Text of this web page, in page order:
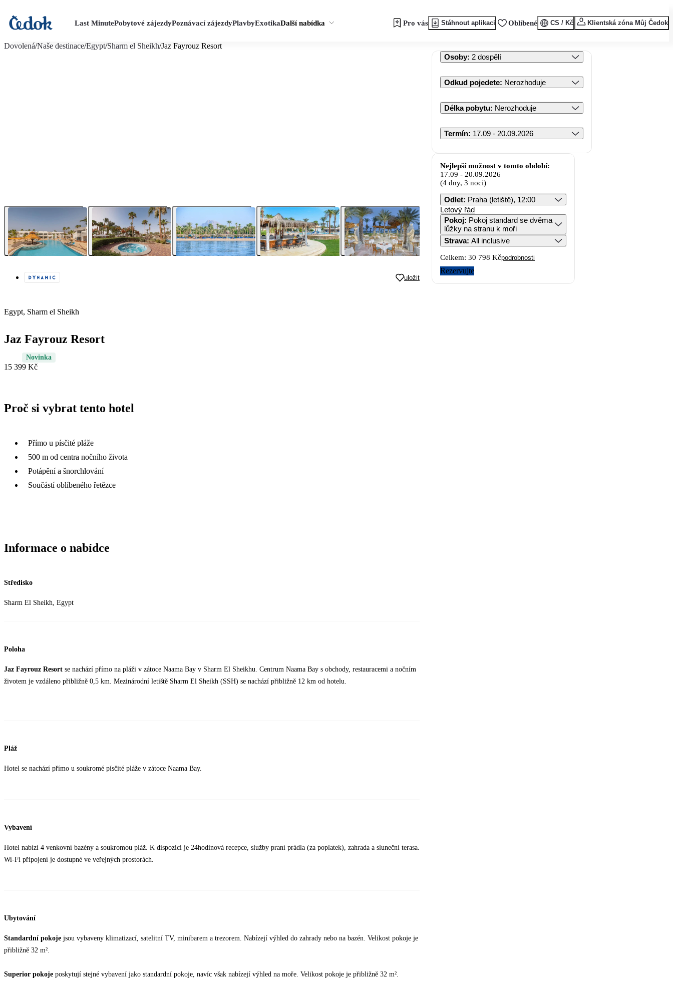
Last MinutePobytové zájezdyPoznávací zájezdyPlavbyExotikaDalší nabídka Pro vás Stáhnout aplikaci Oblíbené CS / Kč Klientská zóna Můj Čedok
Dovolená/Naše destinace/Egypt/Sharm el Sheikh/Jaz Fayrouz Resort
uložit
Egypt, Sharm el Sheikh
Jaz Fayrouz Resort
Novinka
15 399 Kč
Proč si vybrat tento hotel
Přímo u písčité pláže
500 m od centra nočního života
Potápění a šnorchlování
Součástí oblíbeného řetězce
Informace o nabídce
Středisko
Sharm El Sheikh, Egypt
Poloha
Jaz Fayrouz Resort se nachází přímo na pláži v zátoce Naama Bay v Sharm El Sheikhu. Centrum Naama Bay s obchody, restauracemi a nočním
životem je vzdáleno přibližně 0,5 km. Mezinárodní letiště Sharm El Sheikh (SSH) se nachází přibližně 12 km od hotelu.
Pláž
Hotel se nachází přímo u soukromé písčité pláže v zátoce Naama Bay.
Vybavení
Hotel nabízí 4 venkovní bazény a soukromou pláž. K dispozici je 24hodinová recepce, služby praní prádla (za poplatek), zahrada a sluneční terasa.
Wi-Fi připojení je dostupné ve veřejných prostorách.
Ubytování
Standardní pokoje jsou vybaveny klimatizací, satelitní TV, minibarem a trezorem. Nabízejí výhled do zahrady nebo na bazén. Velikost pokoje je
přibližně 32 m².
Superior pokoje poskytují stejné vybavení jako standardní pokoje, navíc však nabízejí výhled na moře. Velikost pokoje je přibližně 32 m².
Osoby: 2 dospělí
Odkud pojedete: Nerozhoduje
Délka pobytu: Nerozhoduje
Termín: 17.09 - 20.09.2026
Nejlepší možnost v tomto období:
17.09 - 20.09.2026
(4 dny, 3 noci)
Odlet: Praha (letiště), 12:00
Letový řád
Pokoj: Pokoj standard se dvěma
lůžky na stranu k moři
Strava: All inclusive
Celkem: 30 798 Kčpodrobnosti
Rezervujte